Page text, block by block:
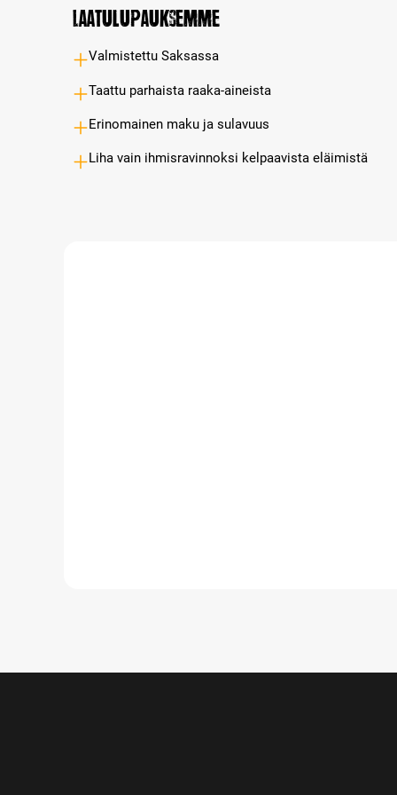
Laatulupauksemme
Valmistettu Saksassa
Taattu parhaista raaka-aineista
Erinomainen maku ja sulavuus
Liha vain ihmisravinnoksi kelpaavista eläimistä